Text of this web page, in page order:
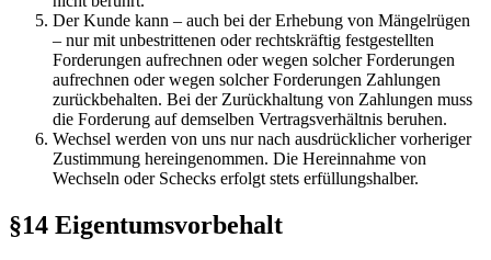
Der Kunde kann – auch bei der Erhebung von Mängelrügen
– nur mit unbestrittenen oder rechtskräftig festgestellten
Forderungen aufrechnen oder wegen solcher Forderungen
aufrechnen oder wegen solcher Forderungen Zahlungen
zurückbehalten. Bei der Zurückhaltung von Zahlungen muss
die Forderung auf demselben Vertragsverhältnis beruhen.
Wechsel werden von uns nur nach ausdrücklicher vorheriger
Zustimmung hereingenommen. Die Hereinnahme von
Wechseln oder Schecks erfolgt stets erfüllungshalber.
§14 Eigentumsvorbehalt